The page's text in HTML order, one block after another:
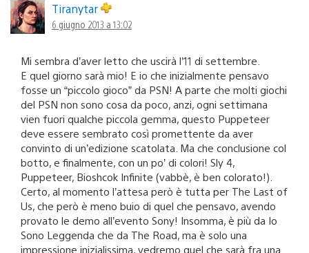
Tiranytar
6 giugno 2013 a 13:02
Mi sembra d’aver letto che uscirà l’11 di settembre.
E quel giorno sarà mio! E io che inizialmente pensavo
fosse un “piccolo gioco” da PSN! A parte che molti giochi
del PSN non sono cosa da poco, anzi, ogni settimana
vien fuori qualche piccola gemma, questo Puppeteer
deve essere sembrato così promettente da aver
convinto di un’edizione scatolata. Ma che conclusione col
botto, e finalmente, con un po’ di colori! Sly 4,
Puppeteer, Bioshcok Infinite (vabbè, è ben colorato!).
Certo, al momento l’attesa però è tutta per The Last of
Us, che però è meno buio di quel che pensavo, avendo
provato le demo all’evento Sony! Insomma, è più da Io
Sono Leggenda che da The Road, ma è solo una
impressione inizialissima, vedremo quel che sarà fra una